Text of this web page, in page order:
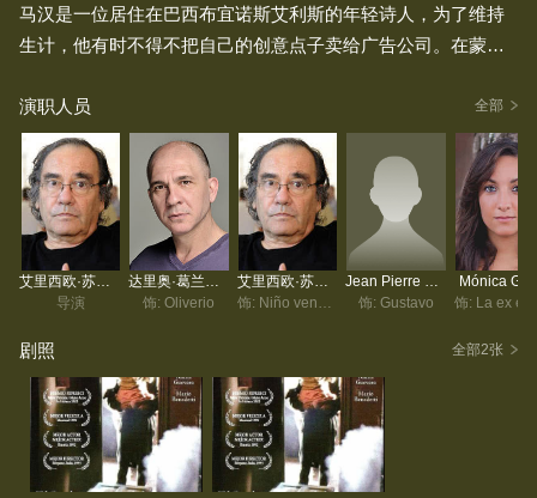
马汉是一位居住在巴西布宜诺斯艾利斯的年轻诗人，为了维持
生计，他有时不得不把自己的创意点子卖给广告公司。在蒙得
回到布宜诺斯艾利斯后，为了赚取足够的钱与安娜相聚三天、
共度爱河，他接受了公关公司的工作合同。在他心中，理想的
爱情乐趣是在亲密接触时，灵魂仿佛能飘升至半空。那么，他
最终能否寻得一直以来所追求的那种境界呢？
演职人员 全部
艾里西欧·苏比耶拉
导演
达里奥·葛兰帝内提
饰: Oliverio
艾里西欧·苏比耶拉
饰: Niño vendedor de flores
Jean Pierre Reguerraz
饰: Gustavo
Mónica
剧照 全部2张